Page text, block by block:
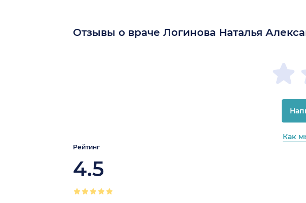
Отзывы о враче Логинова Наталья
Рейтинг
4.5
Как